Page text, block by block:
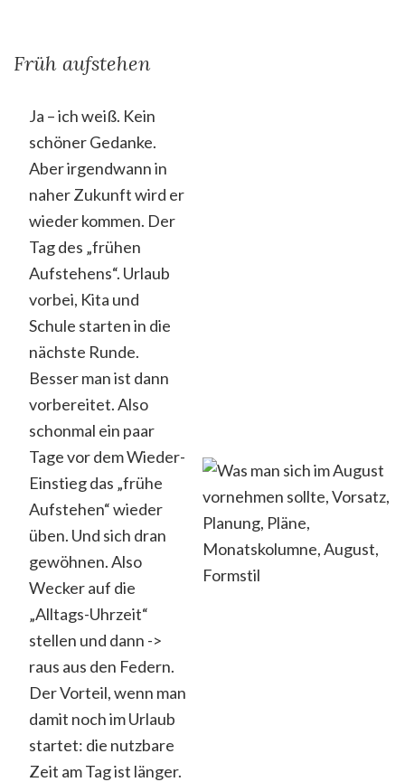
Früh aufstehen
Ja – ich weiß. Kein
schöner Gedanke.
Aber irgendwann in
naher Zukunft wird er
wieder kommen. Der
Tag des „frühen
Aufstehens“. Urlaub
vorbei, Kita und
Schule starten in die
nächste Runde.
Besser man ist dann
vorbereitet. Also
schonmal ein paar
Tage vor dem Wieder-
Einstieg das „frühe
Aufstehen“ wieder
üben. Und sich dran
gewöhnen. Also
Wecker auf die
„Alltags-Uhrzeit“
stellen und dann ->
raus aus den Federn.
Der Vorteil, wenn man
damit noch im Urlaub
startet: die nutzbare
Zeit am Tag ist länger.